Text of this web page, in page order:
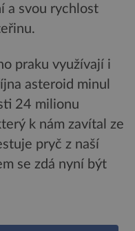
a svou rychlost
praku využívají i
asteroid minul
24 milionu
k nám zavítal ze
pryč z naší
se zdá nyní být